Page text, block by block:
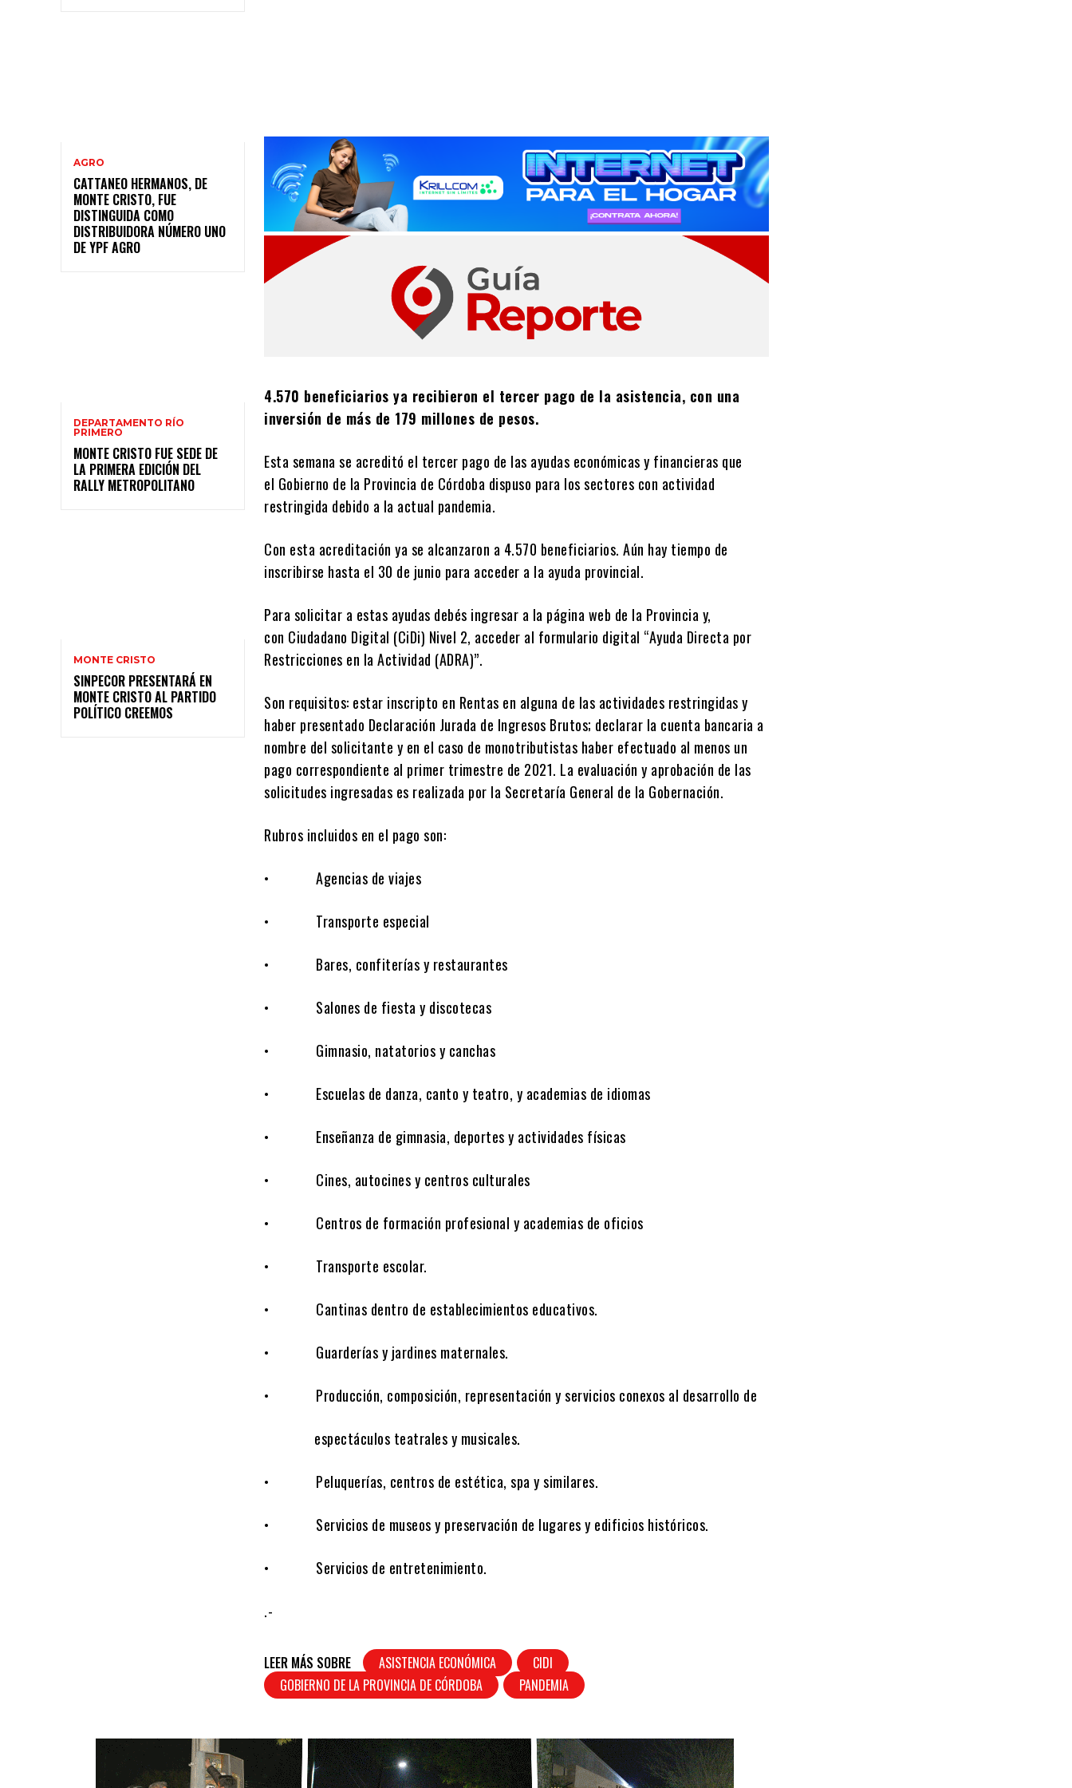
AGRO
CATTANEO HERMANOS, DE
MONTE CRISTO, FUE
DISTINGUIDA COMO
DISTRIBUIDORA NÚMERO UNO
DE YPF AGRO
DEPARTAMENTO RÍO
PRIMERO
MONTE CRISTO FUE SEDE DE
LA PRIMERA EDICIÓN DEL
RALLY METROPOLITANO
MONTE CRISTO
SINPECOR PRESENTARÁ EN
MONTE CRISTO AL PARTIDO
POLÍTICO CREEMOS
4.570 beneficiarios ya recibieron el tercer pago de la asistencia, con una
inversión de más de 179 millones de pesos.
Esta semana se acreditó el tercer pago de las ayudas económicas y financieras que
el Gobierno de la Provincia de Córdoba dispuso para los sectores con actividad
restringida debido a la actual pandemia.
Con esta acreditación ya se alcanzaron a 4.570 beneficiarios. Aún hay tiempo de
inscribirse hasta el 30 de junio para acceder a la ayuda provincial.
Para solicitar a estas ayudas debés ingresar a la página web de la Provincia y,
con Ciudadano Digital (CiDi) Nivel 2, acceder al formulario digital “Ayuda Directa por
Restricciones en la Actividad (ADRA)”.
Son requisitos: estar inscripto en Rentas en alguna de las actividades restringidas y
haber presentado Declaración Jurada de Ingresos Brutos; declarar la cuenta bancaria a
nombre del solicitante y en el caso de monotributistas haber efectuado al menos un
pago correspondiente al primer trimestre de 2021. La evaluación y aprobación de las
solicitudes ingresadas es realizada por la Secretaría General de la Gobernación.
Rubros incluidos en el pago son:
• Agencias de viajes
• Transporte especial
• Bares, confiterías y restaurantes
• Salones de fiesta y discotecas
• Gimnasio, natatorios y canchas
• Escuelas de danza, canto y teatro, y academias de idiomas
• Enseñanza de gimnasia, deportes y actividades físicas
• Cines, autocines y centros culturales
• Centros de formación profesional y academias de oficios
• Transporte escolar.
• Cantinas dentro de establecimientos educativos.
• Guarderías y jardines maternales.
• Producción, composición, representación y servicios conexos al desarrollo de
espectáculos teatrales y musicales.
• Peluquerías, centros de estética, spa y similares.
• Servicios de museos y preservación de lugares y edificios históricos.
• Servicios de entretenimiento.
.-
LEER MÁS SOBRE ASISTENCIA ECONÓMICA
CIDI
GOBIERNO DE LA PROVINCIA DE CÓRDOBA
PANDEMIA